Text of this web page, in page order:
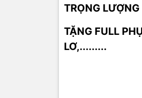
TRỌNG
TẶNG FULL
LƠ,.........